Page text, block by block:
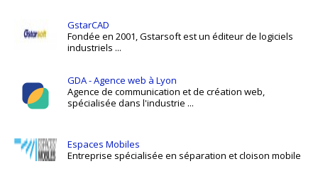
GstarCAD
Fondée en 2001, Gstarsoft est un éditeur de logiciels
industriels ...
GDA - Agence web à Lyon
Agence de communication et de création web,
spécialisée dans l'industrie ...
Espaces Mobiles
Entreprise spécialisée en séparation et cloison mobile